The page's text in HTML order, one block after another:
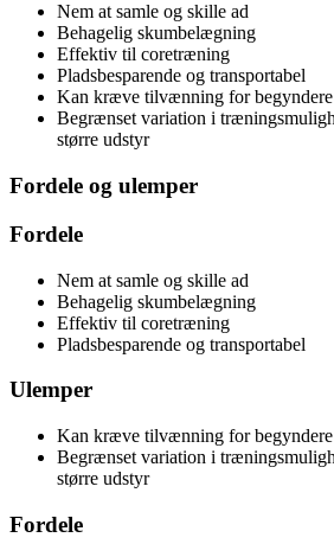
Nem at samle og skille ad
Behagelig skumbelægning
Effektiv til coretræning
Pladsbesparende og transportabel
Kan kræve tilvænning for begyndere
Begrænset variation i
større udstyr
Fordele og ulemper
Fordele
Nem at samle og skille ad
Behagelig skumbelægning
Effektiv til coretræning
Pladsbesparende og transportabel
Ulemper
Kan kræve tilvænning for begyndere
Begrænset variation i
større udstyr
Fordele